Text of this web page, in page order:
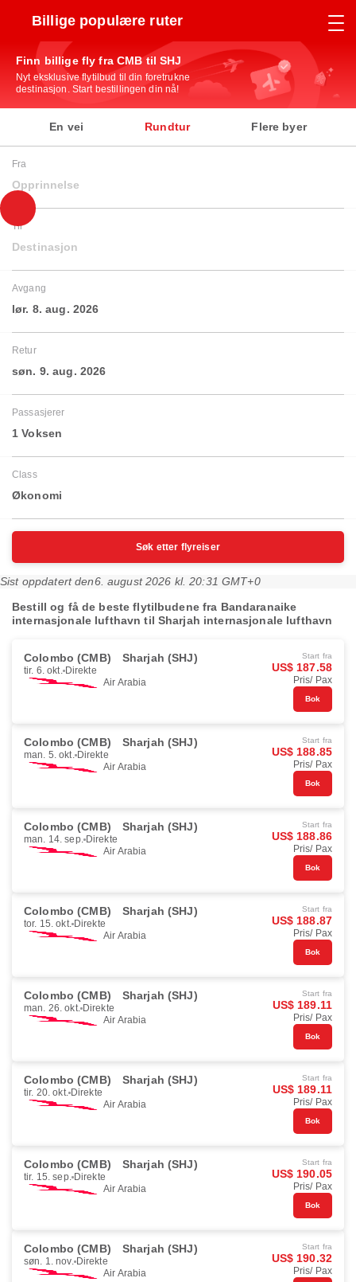
Billige populære ruter
Finn billige fly fra CMB til SHJ
Nyt eksklusive flytilbud til din foretrukne
destinasjon. Start bestillingen din nå!
En vei Rundtur Flere byer
Fra
Opprinnelse
Til
Destinasjon
Avgang
lør. 8. aug. 2026
Retur
søn. 9. aug. 2026
Passasjerer
1 Voksen
Class
Økonomi
Søk etter flyreiser
Sist oppdatert den6. august 2026 kl. 20:31 GMT+0
Bestill og få de beste flytilbudene fra Bandaranaike
internasjonale lufthavn til Sharjah internasjonale lufthavn
Colombo (CMB) Sharjah (SHJ)
tir. 6. okt. Direkte
Air Arabia
Start fra
US$ 187.58
Pris/ Pax
Bok
Colombo (CMB) Sharjah (SHJ)
man. 5. okt. Direkte
Air Arabia
Start fra
US$ 188.85
Pris/ Pax
Bok
Colombo (CMB) Sharjah (SHJ)
man. 14. sep. Direkte
Air Arabia
Start fra
US$ 188.86
Pris/ Pax
Bok
Colombo (CMB) Sharjah (SHJ)
tor. 15. okt. Direkte
Air Arabia
Start fra
US$ 188.87
Pris/ Pax
Bok
Colombo (CMB) Sharjah (SHJ)
man. 26. okt. Direkte
Air Arabia
Start fra
US$ 189.11
Pris/ Pax
Bok
Colombo (CMB) Sharjah (SHJ)
tir. 20. okt. Direkte
Air Arabia
Start fra
US$ 189.11
Pris/ Pax
Bok
Colombo (CMB) Sharjah (SHJ)
tir. 15. sep. Direkte
Air Arabia
Start fra
US$ 190.05
Pris/ Pax
Bok
Colombo (CMB) Sharjah (SHJ)
søn. 1. nov. Direkte
Air Arabia
Start fra
US$ 190.32
Pris/ Pax